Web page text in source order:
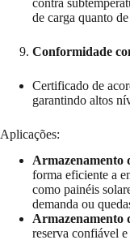
de carga quanto
Conformidade
Certificado de
garantindo altos
Aplicações:
Armazenamento
forma eficiente a
como painéis
demanda ou
Armazenamento
reserva confiável